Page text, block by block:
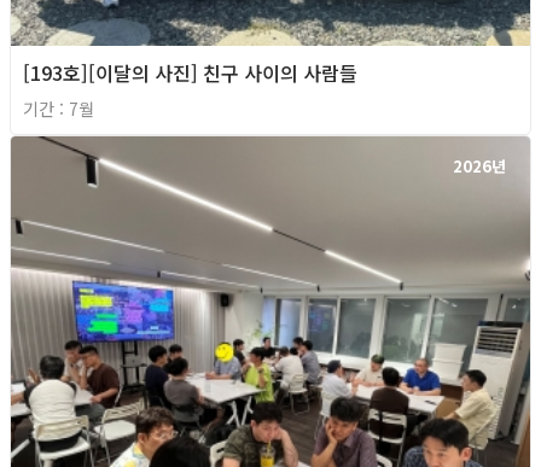
[193호][이달의 사진] 친구 사이의 사람들
기간 : 7월
2026년